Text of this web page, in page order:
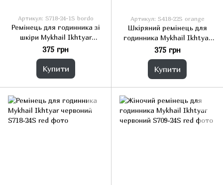
Артикул: S718-24-1S bordo
Ремінець для годинника зі
шкіри Mykhail Ikhtyar
бордовий
375 грн
Купити
Артикул: S418-22S orange
Шкіряний ремінець для
годинника Mykhail Ikhtyar
помаранчевий
375 грн
Купити